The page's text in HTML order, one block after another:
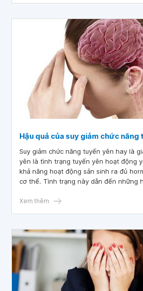
Hậu quả của suy giảm chức năng
Suy giảm chức năng tuyến yên hay là
yên là tình trạng tuyến yên hoạt động
khả năng hoạt động sản sinh ra đủ
cơ thể. Tình trạng này dẫn đến những
Xem thêm